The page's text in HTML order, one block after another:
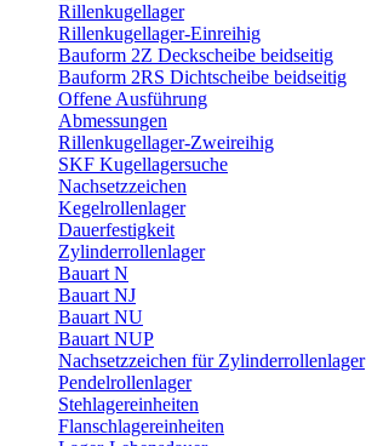
Rillenkugellager
Rillenkugellager-Einreihig
Bauform 2Z Deckscheibe beidseitig
Bauform 2RS Dichtscheibe beidseitig
Offene Ausführung
Abmessungen
Rillenkugellager-Zweireihig
SKF Kugellagersuche
Nachsetzzeichen
Kegelrollenlager
Dauerfestigkeit
Zylinderrollenlager
Bauart N
Bauart NJ
Bauart NU
Bauart NUP
Nachsetzzeichen für Zylinderrollenlager
Pendelrollenlager
Stehlagereinheiten
Flanschlagereinheiten